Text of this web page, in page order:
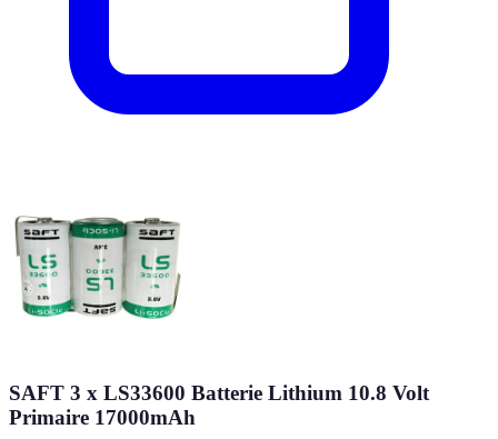
SAFT 3 x LS33600 Batterie Lithium 10.8 Volt
Primaire 17000mAh